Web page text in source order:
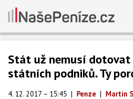
Stát už nemusí dotovat
státních podniků. Ty
4. 12. 2017 – 15:45 | Penze | Martin